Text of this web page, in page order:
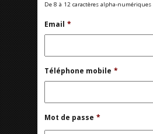
De 8 à 12 caractères alpha-numériques
Email *
Téléphone mobile *
Mot de passe *